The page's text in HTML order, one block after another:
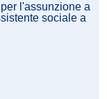
l'assunzione a
sociale a